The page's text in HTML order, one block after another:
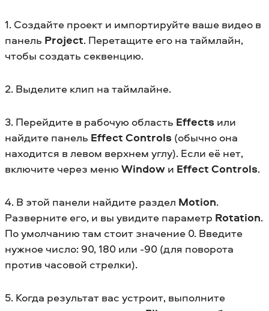
1. Создайте проект и импортируйте ваше видео в
панель Project. Перетащите его на таймлайн,
чтобы создать секвенцию.
2. Выделите клип на таймлайне.
3. Перейдите в рабочую область Effects или
найдите панель Effect Controls (обычно она
находится в левом верхнем углу). Если её нет,
включите через меню Window и Effect Controls.
4. В этой панели найдите раздел Motion.
Разверните его, и вы увидите параметр Rotation.
По умолчанию там стоит значение 0. Введите
нужное число: 90, 180 или -90 (для поворота
против часовой стрелки).
5. Когда результат вас устроит, выполните